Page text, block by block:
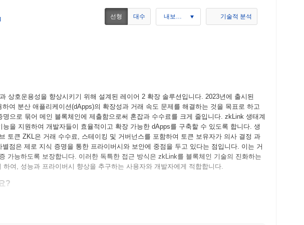
선형 대수 내보내기 기술적 분석
상호운용성을 향상시키기 위해 설계된 레이어 2 확장 솔루션입니다. 2023년에 출시된
여 분산 애플리케이션(dApps)의 확장성과 거래 속도 문제를 해결하는 것을 목표로 하고
으로 묶어 메인 블록체인에 제출함으로써 혼잡과 수수료를 크게 줄입니다. zkLink 생태계
을 지원하여 개발자들이 효율적이고 확장 가능한 dApps를 구축할 수 있도록 합니다. 생
토큰 ZKL은 거래 수수료, 스테이킹 및 거버넌스를 포함하여 토큰 보유자가 의사 결정 과
점은 제로 지식 증명을 통한 프라이버시와 보안에 중점을 두고 있다는 점입니다. 이는 거
가능하도록 보장합니다. 이러한 독특한 접근 방식은 zkLink를 블록체인 기술의 진화하는
여, 성능과 프라이버시 향상을 추구하는 사용자와 개발자에게 적합합니다.
?
와 사용자가 통제된 환경에서 플랫폼과 상호작용할 수 있도록 했습니다. 이 단계는 피드